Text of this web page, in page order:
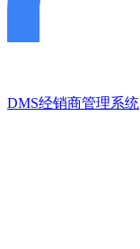
DMS经销商管理系统